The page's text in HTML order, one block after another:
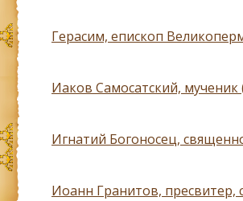
Герасим, епископ
Иаков Самосатский, мученик
Игнатий Богоносец,
Иоанн Гранитов, пресвитер,